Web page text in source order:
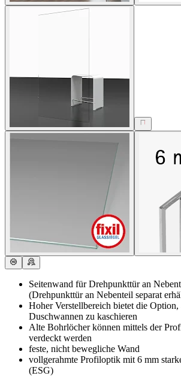
Seitenwand für Drehpunkttür an
(Drehpunkttür an Nebenteil separat
Hoher Verstellbereich bietet die
Duschwannen zu kaschieren
Alte Bohrlöcher können mittels der
verdeckt werden
feste, nicht bewegliche Wand
vollgerahmte Profiloptik mit 6 mm
(ESG)